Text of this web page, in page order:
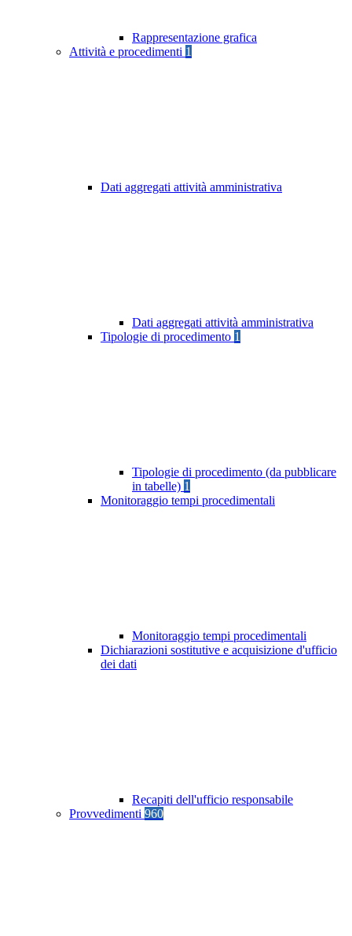
Rappresentazione grafica
Attività e procedimenti 1
Dati aggregati attività amministrativa
Dati aggregati attività amministrativa
Tipologie di procedimento 1
Tipologie di procedimento (da pubblicare
in tabelle) 1
Monitoraggio tempi procedimentali
Monitoraggio tempi procedimentali
Dichiarazioni sostitutive e acquisizione d'ufficio
dei dati
Recapiti dell'ufficio responsabile
Provvedimenti 960